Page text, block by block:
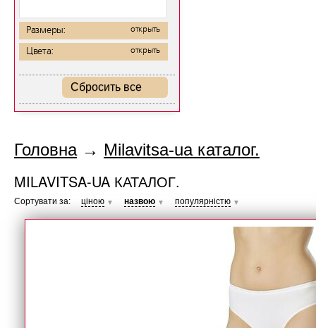
Размеры: открыть
Цвета: открыть
Сбросить все
Головна→ Milavitsa-ua каталог.
MILAVITSA-UA КАТАЛОГ.
Сортувати за: ціною ▼ назвою ▼ популярністю ▼